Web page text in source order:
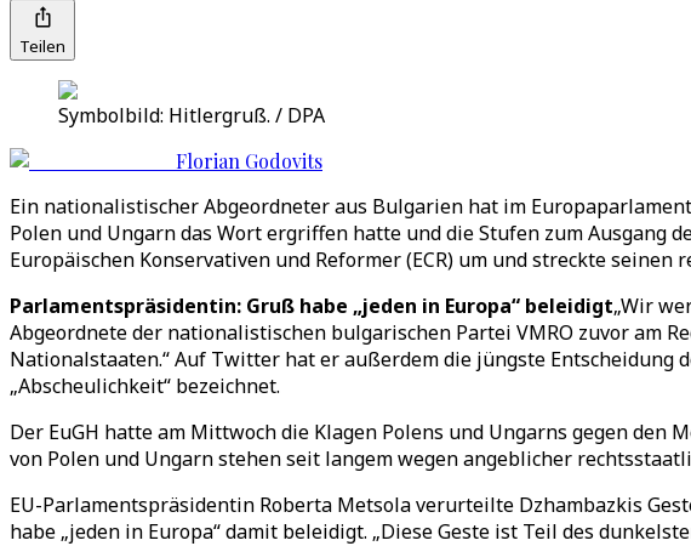
Teilen
Symbolbild: Hitlergruß. / DPA
Florian Godovits
Ein nationalistischer Abgeordneter aus Bulgarien hat im
Polen und Ungarn das Wort ergriffen hatte und die Stufen zum Ausgang
Europäischen Konservativen und Reformer (ECR) um und streckte
Parlamentspräsidentin: Gruß habe „jeden in Europa“ beleidigt„Wir
Abgeordnete der nationalistischen bulgarischen Partei VMRO zuvor am
Nationalstaaten.“ Auf Twitter hat er außerdem die jüngste Entscheidung
„Abscheulichkeit“ bezeichnet.
Der EuGH hatte am Mittwoch die Klagen Polens und Ungarns gegen den
von Polen und Ungarn stehen seit langem wegen angeblicher
EU-Parlamentspräsidentin Roberta Metsola verurteilte Dzhambazkis
habe „jeden in Europa“ damit beleidigt. „Diese Geste ist Teil des